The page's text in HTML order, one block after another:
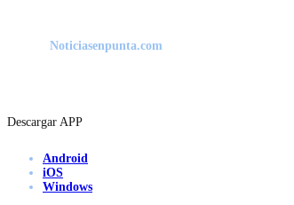
Noticiasenpunta.com
Descargar APP
Android
iOS
Windows